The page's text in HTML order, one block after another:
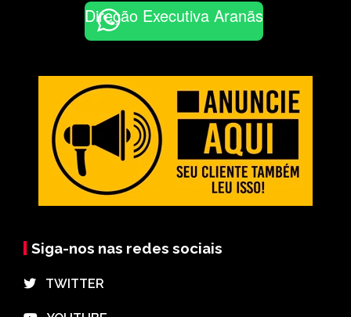
Direção Executiva Aranãs
Siga-nos nas redes sociais
⠀TWITTER